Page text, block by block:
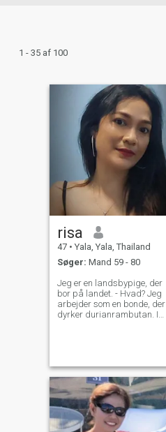
1 - 35 af 100
risa
47 • Yala, Yala, Thailand
Søger: Mand 59 - 80
Jeg er en landsbypige, der
bor på landet. - Hvad? Jeg
arbejder som en bonde, der
dyrker durianrambutan. I
person.